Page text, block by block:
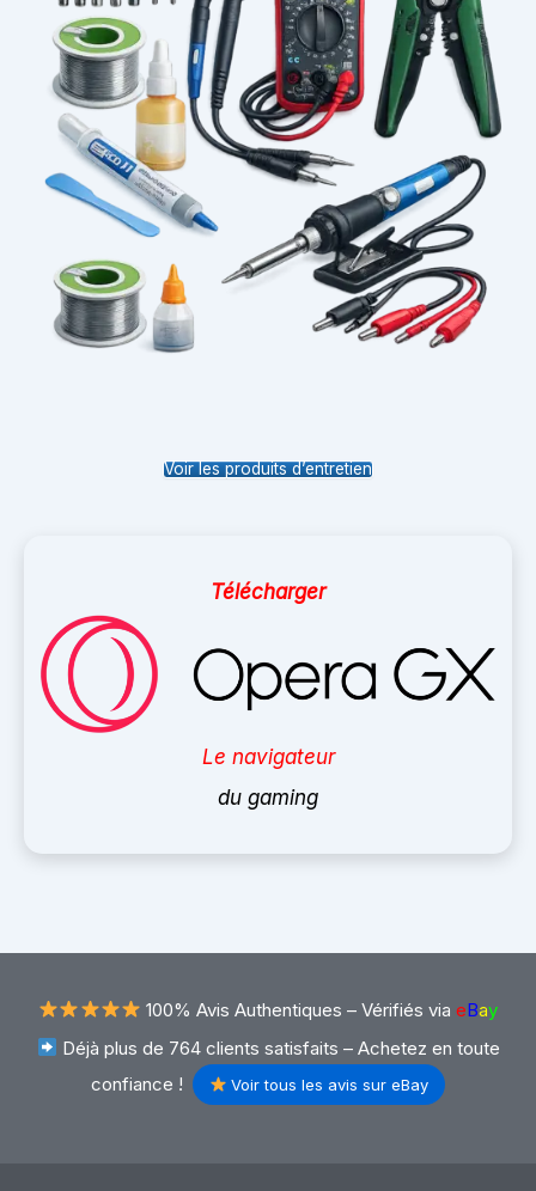
Voir les produits d’entretien
Télécharger
Le navigateur
du gaming
100% Avis Authentiques – Vérifiés via eBay
Déjà plus de 764 clients satisfaits – Achetez en toute
confiance !
Voir tous les avis sur eBay